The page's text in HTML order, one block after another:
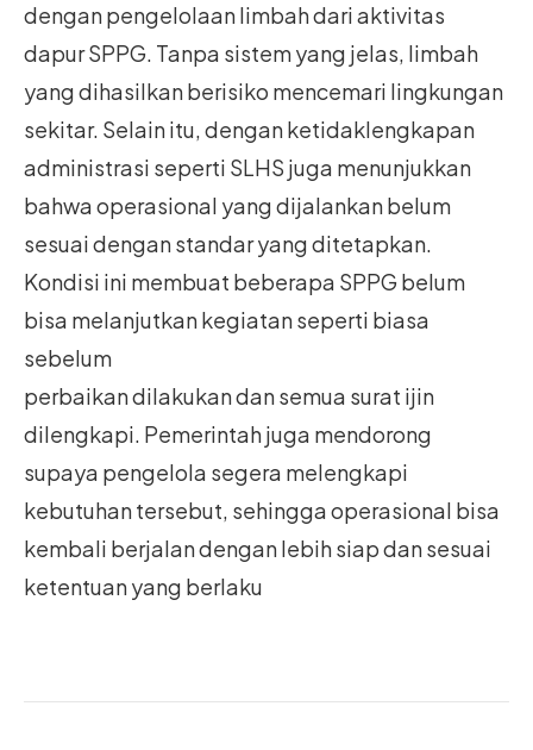
dengan pengelolaan limbah dari aktivitas
dapur SPPG. Tanpa sistem yang jelas, limbah
yang dihasilkan berisiko mencemari lingkungan
sekitar. Selain itu, dengan ketidaklengkapan
administrasi seperti SLHS juga menunjukkan
bahwa operasional yang dijalankan belum
sesuai dengan standar yang ditetapkan.
Kondisi ini membuat beberapa SPPG belum
bisa melanjutkan kegiatan seperti biasa
sebelum
perbaikan dilakukan dan semua surat ijin
dilengkapi. Pemerintah juga mendorong
supaya pengelola segera melengkapi
kebutuhan tersebut, sehingga operasional bisa
kembali berjalan dengan lebih siap dan sesuai
ketentuan yang berlaku